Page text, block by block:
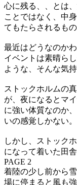
心に残る、、とは
ことではなく、中
てもたらされるもの
最近はどうなのか
イベントは素晴ら
ような、そんな気
ストックホルムの
が、夜になるとマ
に強い体質なのか
いの感覚しかない。
しかし、ストック
になって着いた田
PAGE 2
着陸の少し前から
場に停まると風も